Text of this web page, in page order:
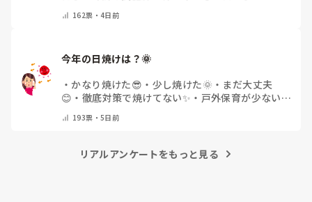
162票・4日前
今年の日焼けは？🌞
・ かなり焼けた😎 ・ 少し焼けた🌞 ・ まだ大丈夫
😊 ・ 徹底対策で焼けてない✨ ・ 戸外保育が少ない
193票・5日前
リアルアンケートをもっと見る